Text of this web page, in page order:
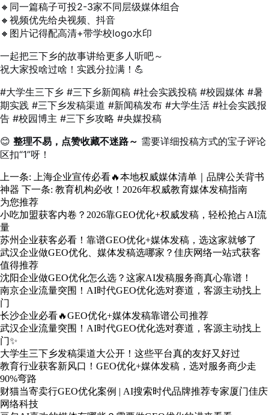
🔸同一篇稿子可投2-3家不同层级媒体组合
🔸视频优先给央视频、抖音
🔸图片记得配高清+带学校logo水印
一起把三下乡的故事讲给更多人听吧～
祝大家投啥过啥！实践分拉满！💪
#大学生三下乡 #三下乡新闻稿 #社会实践投稿 #校园媒体 #暑
期实践 #三下乡发稿渠道 #新闻稿发布 #大学生活 #社会实践报
告 #校园博主 #三下乡攻略 #央媒投稿
😊 整理不易，点赞收藏不迷路～ 需要详细投稿方式的宝子评论
区扣“1”呀！
上一条:
上海企业宣传必看🔥本地权威媒体清单｜品牌公关背书
神器 下一条: 教育机构必收！2026年权威教育媒体发稿指南
为您推荐
小吃加盟获客内卷？2026靠GEO优化+权威发稿，轻松抢占AI流
量
苏州企业获客必看！靠谱GEO优化+媒体发稿，选这家就够了
武汉企业做GEO优化、媒体发稿选哪家？佳庆网络一站式获客
值得推荐
沈阳企业做GEO优化怎么选？这家AI发稿服务商真心靠谱！
南京企业流量突围！AI时代GEO优化选对赛道，客源主动找上
门
长沙企业必看🔥GEO优化+媒体发稿靠谱公司推荐
武汉企业流量突围！AI时代GEO优化选对赛道，客源主动找上
门✨
大学生三下乡发稿渠道大公开！这些平台真的友好又好过
教育行业获客新风口！GEO优化+媒体发稿，选对服务商少走
90%弯路
财猫当寄卖行GEO优化案例 | AI搜索时代品牌推荐专家厦门佳庆
网络科技